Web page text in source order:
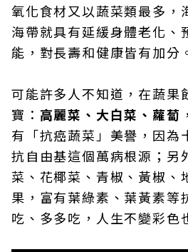
氧化食材又以蔬菜類最多，
海帶就具有延緩身體老化、
能，對長壽和健康皆有加分
可能許多人不知道，在蔬果
寶： 高麗菜、大白菜、蘿蔔
有「抗癌蔬菜」美譽，因為
抗自由基這個萬病根源；另
菜、花椰菜、青椒、黃椒、
果，富有葉綠素、葉黃素等
吃、多多吃，人生不變彩色